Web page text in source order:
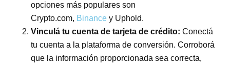
opciones más populares son
Crypto.com, Binance y Uphold.
Vinculá tu cuenta de tarjeta de crédito: Conectá
tu cuenta a la plataforma de conversión. Corroborá
que la información proporcionada sea correcta,